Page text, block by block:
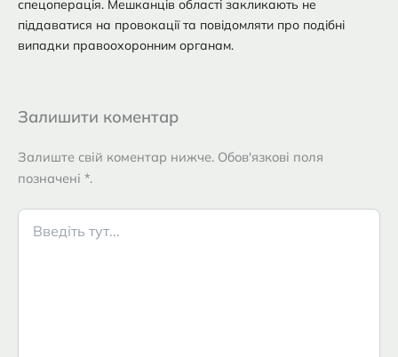
спецоперація. Мешканців області закликають не
піддаватися на провокації та повідомляти про подібні
випадки правоохоронним органам.
Залишити коментар
Залиште свій коментар нижче. Обов'язкові поля
позначені *.
Введіть
тут...